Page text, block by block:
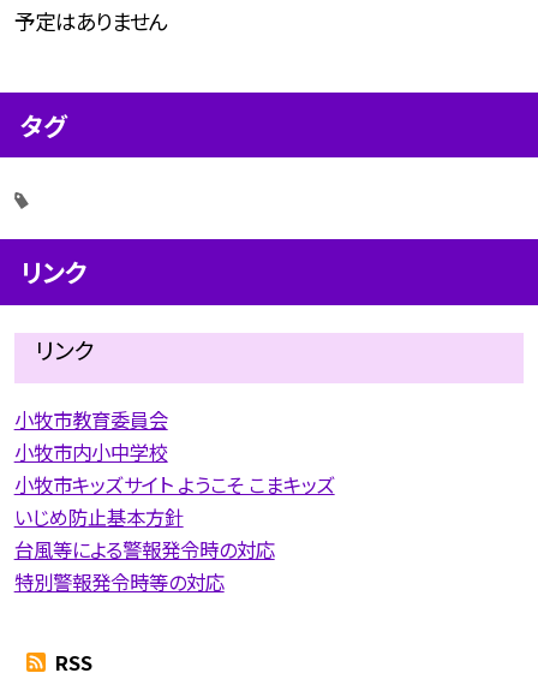
予定はありません
タグ
リンク
リンク
小牧市教育委員会
小牧市内小中学校
小牧市キッズサイト ようこそ こまキッズ
いじめ防止基本方針
台風等による警報発令時の対応
特別警報発令時等の対応
RSS